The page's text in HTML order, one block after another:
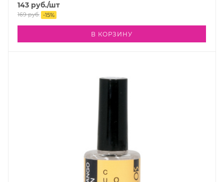
143 руб./шт
169руб. -15%
В КОРЗИНУ